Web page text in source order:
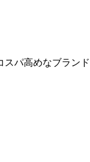
スパ高めなブランド